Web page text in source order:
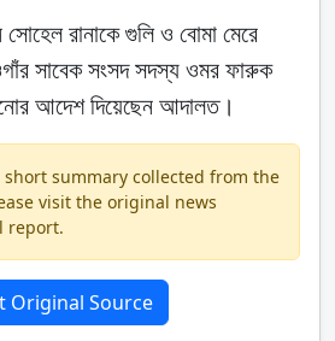
রানাকে গুলি ও বোমা মেরে
সাবেক সংসদ সদস্য ওমর ফারুক
আদেশ দিয়েছেন আদালত।
short summary collected from the
visit the original news
report.
Original Source